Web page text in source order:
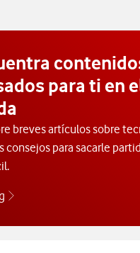
para ti en
breves artículos sobre
consejos para sacarle
Descubre el blog de